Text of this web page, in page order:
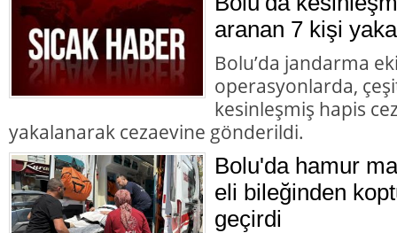
aranan 7 kişi
Bolu’da jandarma
operasyonlarda,
kesinleşmiş hapis
yakalanarak cezaevine gönderildi.
Bolu'da hamur
eli bileğinden
geçirdi